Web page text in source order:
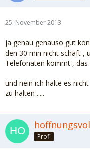
25. November 2013
ja genau genauso gut
den 30 min nicht schaft ,
Telefonaten kommt ,
und nein ich halte es
zu halten .....
Profi